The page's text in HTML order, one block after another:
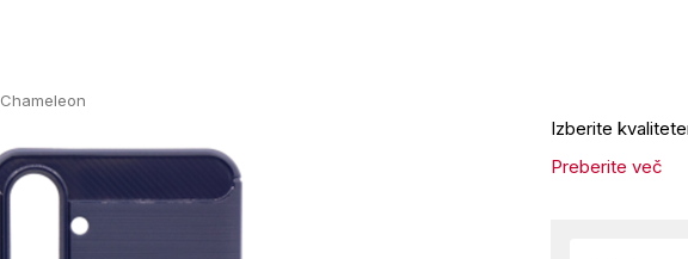
Chameleon
Izberite
Preberite več